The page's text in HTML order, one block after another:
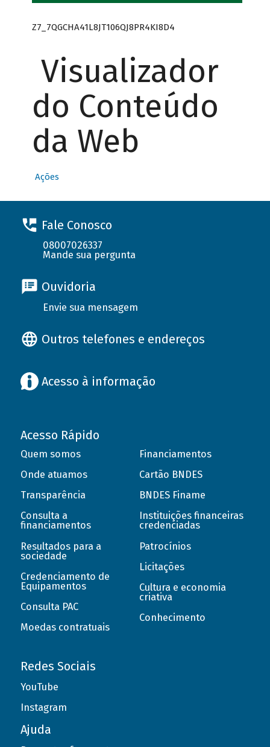
Z7_7QGCHA41L8JT106QJ8PR4KI8D4
Visualizador
do Conteúdo
da Web
Ações
Fale Conosco
08007026337
Mande sua pergunta
Ouvidoria
Envie sua mensagem
Outros telefones e endereços
Acesso à informação
Acesso Rápido
Quem somos
Onde atuamos
Transparência
Consulta a
financiamentos
Resultados para a
sociedade
Credenciamento de
Equipamentos
Consulta PAC
Moedas contratuais
Financiamentos
Cartão BNDES
BNDES Finame
Instituições financeiras
credenciadas
Patrocínios
Licitações
Cultura e economia
criativa
Conhecimento
Redes Sociais
YouTube
Instagram
Ajuda